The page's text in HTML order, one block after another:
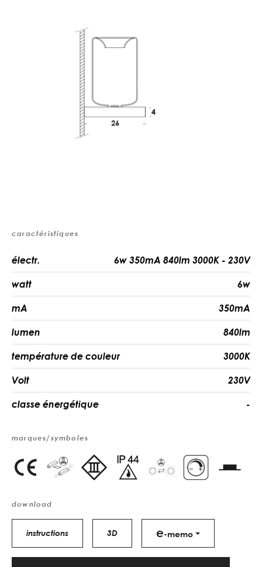
caractéristiques
électr. 6w 350mA 840lm 3000K - 230V
watt 6w
mA 350mA
lumen 840lm
température de couleur 3000K
Volt 230V
classe énergétique -
marques/symboles
download
instructions 3D e-memo